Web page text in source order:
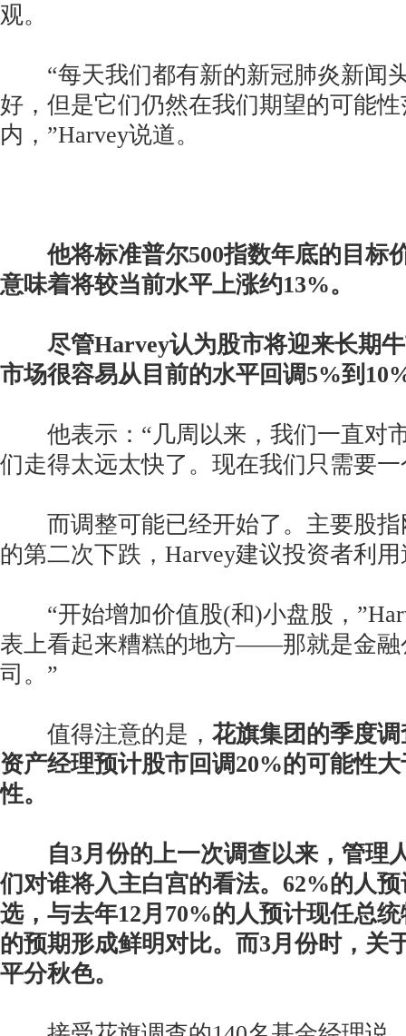
观。
“每天我们都有新的新冠肺炎新闻
好，但是它们仍然在我们期望的可能
内，”Harvey说道。
他将标准普尔500指数年底的目标
意味着将较当前水平上涨约13%。
尽管Harvey认为股市将迎来长期牛
市场很容易从目前的水平回调5%到
他表示：“几周以来，我们一直对
们走得太远太快了。现在我们只需要
而调整可能已经开始了。主要股指
的第二次下跌，Harvey建议投资者利
“开始增加价值股(和)小盘股，
表上看起来糟糕的地方——那就是金融
司。”
值得注意的是， 花旗集团的季度
资产经理预计股市回调20%的可能性
性。
自3月份的上一次调查以来，管理
们对谁将入主白宫的看法。62%的人
选，与去年12月70%的人预计现任总
的预期形成鲜明对比。而3月份时，关
平分秋色。